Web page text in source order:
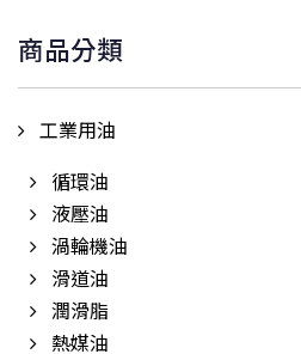
字:
商品分類
工業用油
循環油
液壓油
渦輪機油
滑道油
潤滑脂
熱媒油